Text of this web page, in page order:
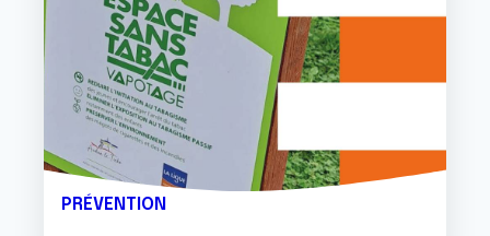
PRÉVENTION